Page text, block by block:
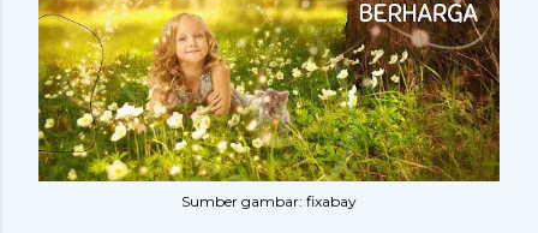
Sumber gambar: fixabay